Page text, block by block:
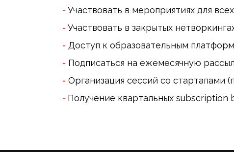
- Участвовать в мероприятиях для
- Участвовать в закрытых
- Доступ к образовательным
- Подписаться на ежемесячную
- Организация сессий со стартапами
- Получение квартальных subscription